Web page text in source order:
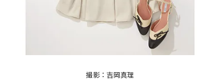
撮影：吉岡真理